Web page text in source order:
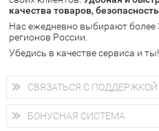
подробнее об условиях
качества товаров,
Нас ежедневно выбирают более
регионов России.
Убедись в качестве сервиса и ты!
СВЯЗАТЬСЯ С ПОДДЕРЖКОЙ
+7 (800) 707-24-55
Мы будем рады ответить на все
магазина, проконсультировать
БОНУСНАЯ СИСТЕМА